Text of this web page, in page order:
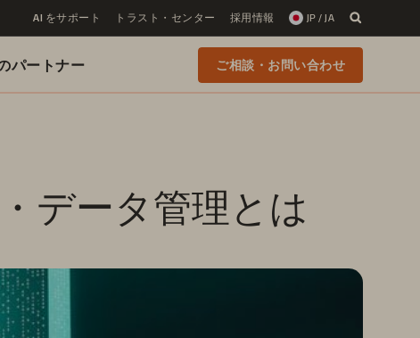
AI をサポート トラスト・センター 採用情報 JP / JA
パートナー ご相談・お問い合わせ
データ管理とは